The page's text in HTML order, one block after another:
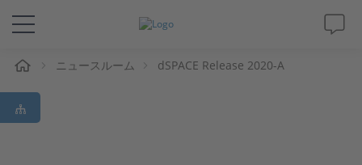
ソリューションと製品
サポート
ニュースルーム dSPACE Release 2020-A